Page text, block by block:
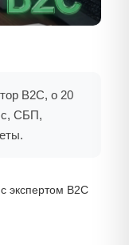
B2C, о 20
СБП,
экспертом B2C